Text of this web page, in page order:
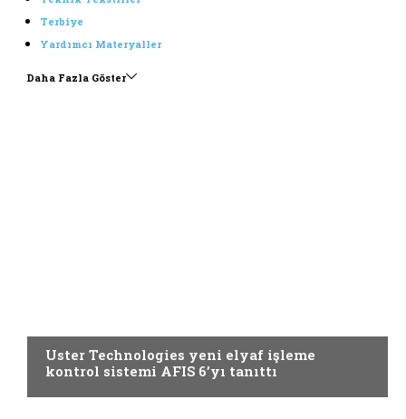
Terbiye
Yardımcı Materyaller
Daha Fazla Göster
Uster Technologies yeni elyaf işleme
kontrol sistemi AFIS 6’yı tanıttı